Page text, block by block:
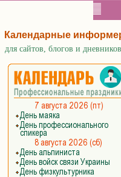
Календарные
для сайтов, блогов и дневников